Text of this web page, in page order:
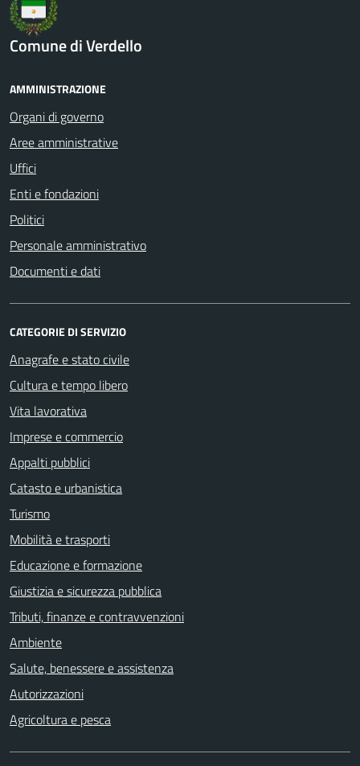
Comune di Verdello
AMMINISTRAZIONE
Organi di governo
Aree amministrative
Uffici
Enti e fondazioni
Politici
Personale amministrativo
Documenti e dati
CATEGORIE DI SERVIZIO
Anagrafe e stato civile
Cultura e tempo libero
Vita lavorativa
Imprese e commercio
Appalti pubblici
Catasto e urbanistica
Turismo
Mobilità e trasporti
Educazione e formazione
Giustizia e sicurezza pubblica
Tributi, finanze e contravvenzioni
Ambiente
Salute, benessere e assistenza
Autorizzazioni
Agricoltura e pesca